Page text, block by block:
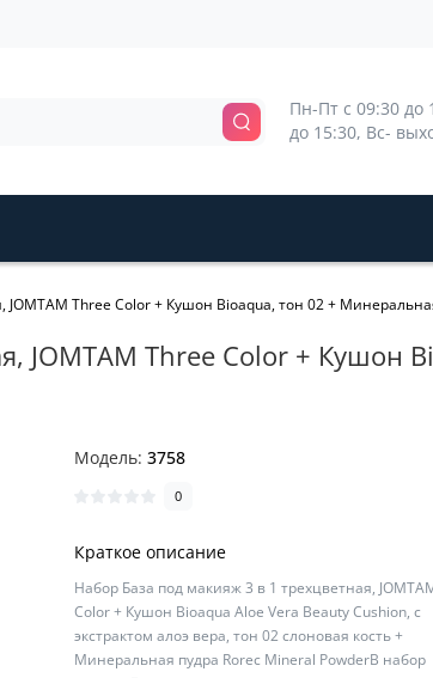
Пн-Пт с 09:30 до
до 15:30, Вс-
Three Color + Кушон Bioaqua, тон 02 +
JOMTAM Three Color + Кушон
Модель:3758
0
Краткое описание
Набор База под макияж 3 в 1 трехцветная,
Color + Кушон Bioaqua Aloe Vera Beauty Cushion, с
экстрактом алоэ вера, тон 02 слоновая кость +
Минеральная пудра Rorec Mineral PowderВ набор